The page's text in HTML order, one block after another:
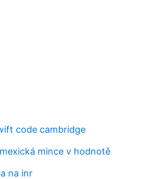
code cambridge
mince v hodnotě
na inr